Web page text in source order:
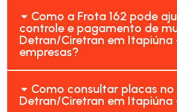
Como a Frota 162 pode
controle e pagamento de
Detran/Ciretran em Itapiúna
empresas?
Como consultar placas no
Detran/Ciretran em Itapiúna